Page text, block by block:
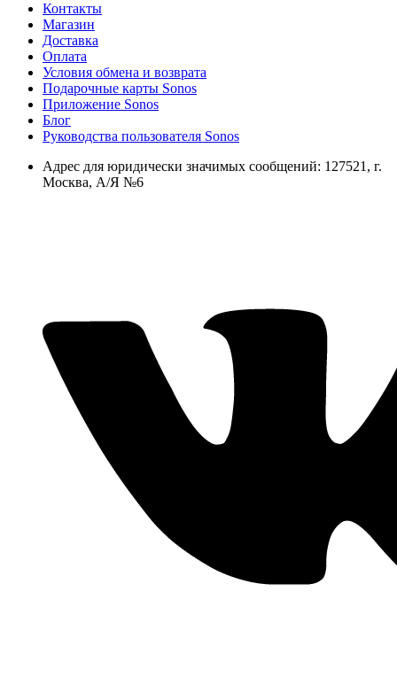
Контакты
Магазин
Доставка
Оплата
Условия обмена и возврата
Подарочные карты Sonos
Приложение Sonos
Блог
Руководства пользователя Sonos
Адрес для юридически значимых сообщений: 127521, г.
Москва, А/Я №6